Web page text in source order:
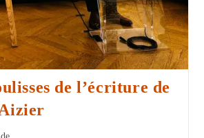
de l’écriture de